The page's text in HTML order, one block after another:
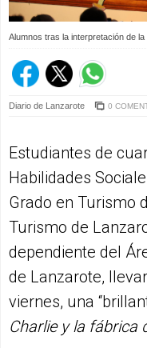
Alumnos tras la interpretación de la
Diario de Lanzarote 0
Estudiantes de
Habilidades
Grado en Turismo
Turismo de
dependiente del
de Lanzarote,
viernes, una
Charlie y la fábrica